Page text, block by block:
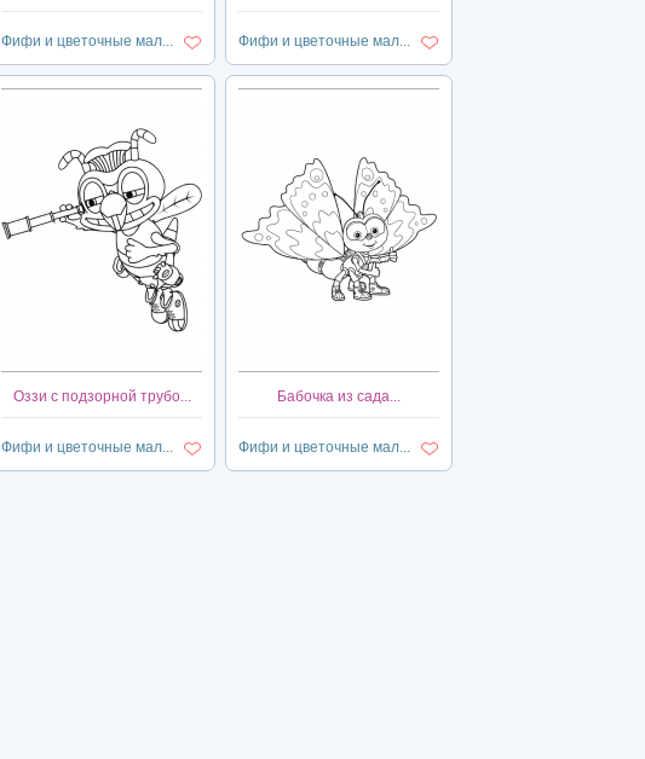
Фифи и цветочные мал... Фифи и цветочные мал...
Оззи с подзорной трубо...
Фифи и цветочные мал...
Бабочка из сада...
Фифи и цветочные мал...